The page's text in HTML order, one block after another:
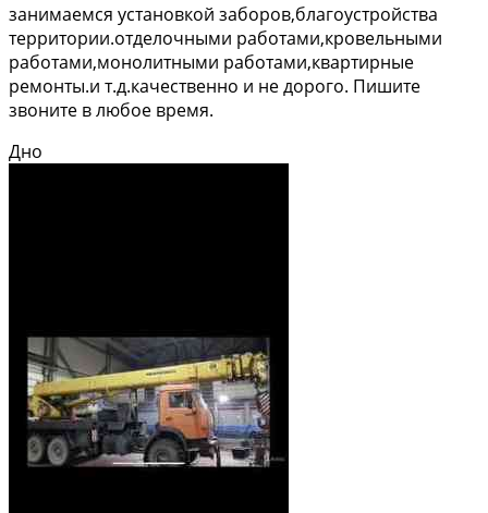
занимаемся установкой заборов,благоустройства
территории.отделочными работами,кровельными
работами,монолитными работами,квартирные
ремонты.и т.д.качественно и не дорого. Пишите
звоните в любое время.
Дно